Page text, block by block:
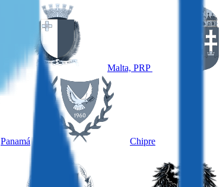
Malta, PRP
Panamá
Chipre